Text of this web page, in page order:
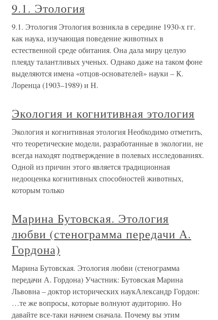
9.1. Этология
9.1. Этология Этология возникла в середине 1930-х гг.
как наука, изучающая поведение животных в
естественной среде обитания. Она дала миру целую
плеяду талантливых ученых. Однако даже на таком фоне
выделяются имена «отцов-основателей» науки – К.
Лоренца (1903–1989) и Н.
Экология и когнитивная этология
Экология и когнитивная этология Необходимо отметить,
что теоретические модели, разработанные в экологии, не
всегда находят подтверждение в полевых исследованиях.
Одной из причин этого является традиционная
недооценка когнитивных способностей животных,
которым только
Марина Бутовская. Этология
любви (стенограмма передачи А.
Гордона)
Марина Бутовская. Этология любви (стенограмма
передачи А. Гордона) Участник: Бутовская Марина
Львовна – доктор исторических наукАлександр Гордон:
…те же вопросы, которые волнуют аудиторию. Но
давайте все-таки начнем сначала. Почему вы этим